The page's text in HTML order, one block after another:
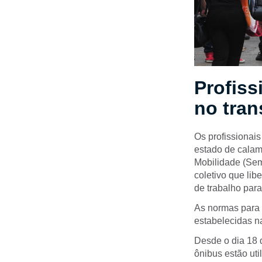
no
Os
estado de
Mobilidade
coletivo que
de trabalho
As normas
estabelecidas
Desde o dia 18
ônibus estão